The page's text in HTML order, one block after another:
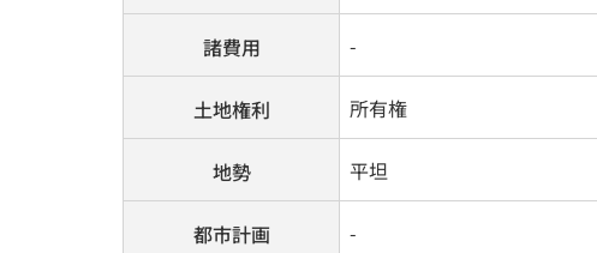
諸費用 -
土地権利 所有権
地勢 平坦
都市計画 -